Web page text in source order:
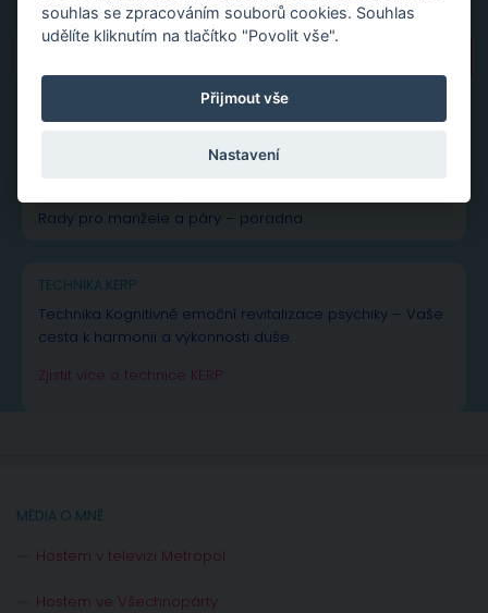
Vyhledávání
Rady pro manžele a páry – poradna
TECHNIKA KERP
Technika Kognitivně emoční revitalizace psychiky – Vaše
cesta k harmonii a výkonnosti duše.
Zjistit více o technice KERP
MÉDIA O MNĚ
Hostem v televizi Metropol
Hostem ve Všechnopárty
souhlas se zpracováním souborů cookies. Souhlas
udělíte kliknutím na tlačítko "Povolit vše".
Přijmout vše
Nastavení